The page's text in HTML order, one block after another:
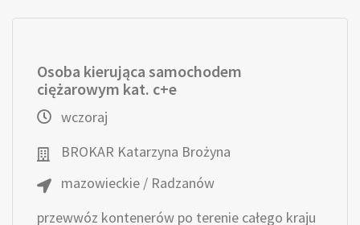
Osoba kierująca samochodem
ciężarowym kat. c+e
wczoraj
BROKAR Katarzyna Brożyna
mazowieckie / Radzanów
przewwóz kontenerów po terenie całego kraju